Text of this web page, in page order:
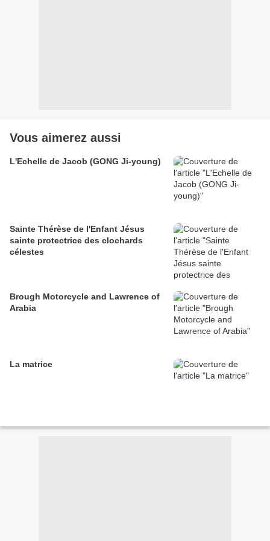
Vous aimerez aussi
L'Echelle de Jacob (GONG Ji-young)
Sainte Thérèse de l'Enfant Jésus
sainte protectrice des clochards
célestes
Brough Motorcycle and Lawrence of
Arabia
La matrice